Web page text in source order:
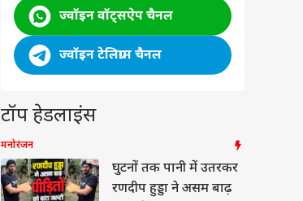
ज्वॉइन वॉट्सऐप चैनल
ज्वॉइन टेलिग्राम चैनल
टॉप हेडलाइंस
मनोरंजन
घुटनों तक पानी में उतरकर
रणदीप हुड्डा ने असम बाढ़